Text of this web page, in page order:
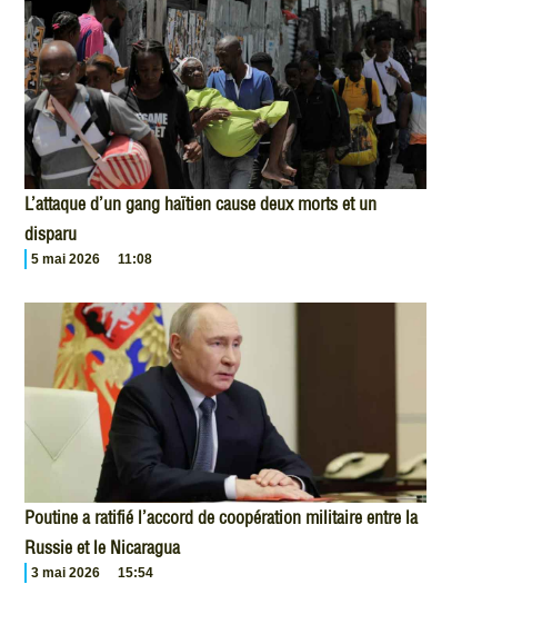
L’attaque d’un gang haïtien cause deux morts et un
disparu
5 mai 2026 11:08
Poutine a ratifié l’accord de coopération militaire entre la
Russie et le Nicaragua
3 mai 2026 15:54